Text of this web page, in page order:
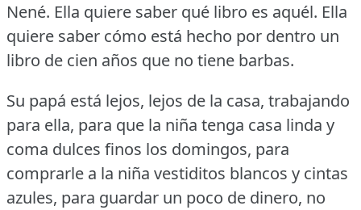
Nené. Ella quiere saber qué libro es aquél. Ella
quiere saber cómo está hecho por dentro un
libro de cien años que no tiene barbas.
Su papá está lejos, lejos de la casa, trabajando
para ella, para que la niña tenga casa linda y
coma dulces finos los domingos, para
comprarle a la niña vestiditos blancos y cintas
azules, para guardar un poco de dinero, no